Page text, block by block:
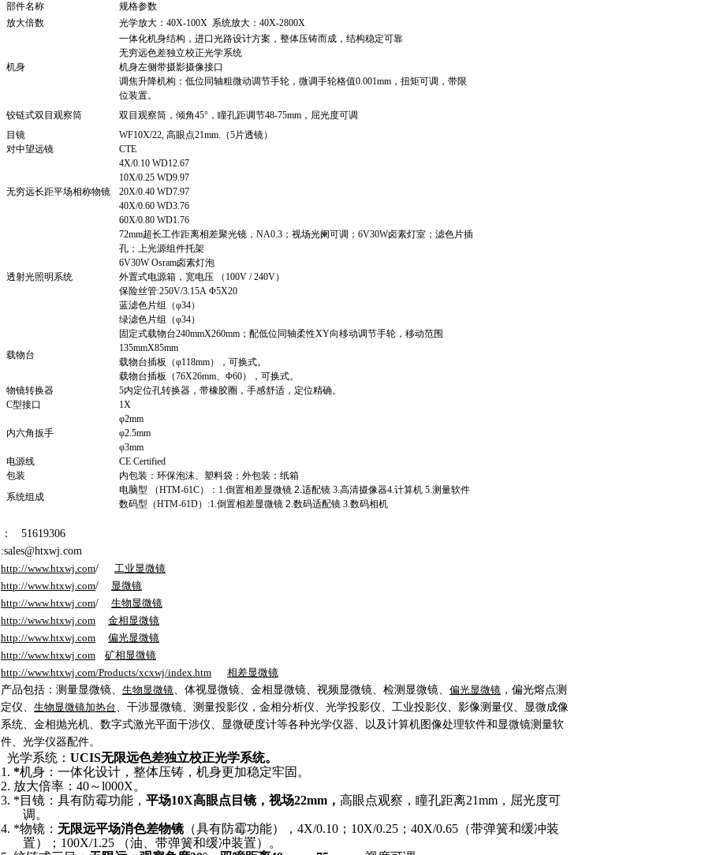
部件名称
规格参数
放大倍数
光学放大：40X-100X 系统放大：40X-2800X
机身
一体化机身结构，进口光路设计方案，整体压铸而成，结构稳定可靠
无穷远色差独立校正光学系统
机身左侧带摄影摄像接口
调焦升降机构：低位同轴粗微动调节手轮，微调手轮格值0.001mm ，扭矩可调，带限
位装置。
铰链式双目观察筒
双目观察筒，倾角45° ，瞳孔距调节48-75mm ，屈光度可调
目镜
WF10X/22,高眼点21mm.（5片透镜）
对中望远镜
CTE
无穷远长距平场相称物镜
4X/0.10 WD12.67
10X/0.25 WD9.97
20X/0.40 WD7.97
40X/0.60 WD3.76
60X/0.80 WD1.76
透射光照明系统
72mm超长工作距离相差聚光镜，NA0.3 ；视场光阑可调；6V30W卤素灯室；滤色片插
孔；上光源组件托架
6V30W Osram卤素灯泡
外置式电源箱，宽电压
（100V / 240V）
保险丝管:250V/3.15A Φ5X20
蓝滤色片组（φ34）
绿滤色片组（φ34）
载物台
固定式载物台240mmX260mm ；配低位同轴柔性XY向移动调节手轮，移动范围
135mmX85mm
载物台插板（φ118mm），可换式。
载物台插板 （76X26mm、Φ60）
，可换式。
物镜转换器
5内定位孔转换器，带橡胶圈，手感舒适，定位精确。
C型接口 1X
内六角扳手
φ2mm
φ2.5mm
φ3mm
电源线
CE Certified
包装
内包装：环保泡沫、塑料袋；外包装：纸箱
系统组成
电脑型 （HTM-61C） ： 1.倒置相差显微镜 2.适配镜3.高清摄像器4.计算机5.测量软件
数码型（HTM-61D） :1.倒置相差显微镜 2.数码适配镜 3.数码相机
：
51619306
:sales@htxwj.com
http://www.htxwj.com/
工业显微镜
http://www.htxwj.com/
显微镜
http://www.htxwj.com/
生物显微镜
http://www.htxwj.com
金相显微镜
http://www.htxwj.com
偏光显微镜
http://www.htxwj.com
矿相显微镜
http://www.htxwj.com/Products/xcxwj/index.htm
相差显微镜
产品包括 ：测量显微镜、 生物显微镜、体视显微镜、金相显微镜、视频显微镜、检测显微镜、 偏光显微镜 ， 偏光熔点测
定仪、 生物显微镜加热台、干涉显微镜、 测量投影仪 ， 金相分析仪、 光学投影仪、工业投影仪、影像测量仪、显微成像
系统、 金相抛光机、数字式激光平面干涉仪、显微硬度计等各种光学仪器、以及计算机图像处理软件和显微镜测量软
件、光学仪器配件。
光学系统： UCIS无限远色差独立校正光学系统。
1. *机身：一体化设计，整体压铸，机身更加稳定牢固。
2. 放大倍率：40～l000X。
3. *目镜：具有防霉功能， 平场10X高眼点目镜，视场22mm， 高眼点观察，瞳孔距离21mm，屈光度可
调。
4. *物镜： 无限远平场消色差物镜（具有防霉功能），4X/0.10；10X/0.25；40X/0.65（带弹簧和缓冲装
置）；100X/1.25 （油、带弹簧和缓冲装置）。